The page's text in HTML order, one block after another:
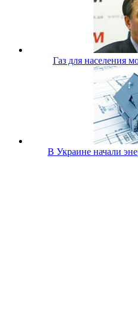
Газ для населения
В Украине начали